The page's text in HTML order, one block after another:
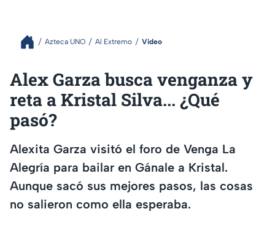
Azteca UNO Al Extremo Video
Alex Garza busca venganza y
reta a Kristal Silva... ¿Qué
pasó?
Alexita Garza visitó el foro de Venga La
Alegría para bailar en Gánale a Kristal.
Aunque sacó sus mejores pasos, las cosas
no salieron como ella esperaba.